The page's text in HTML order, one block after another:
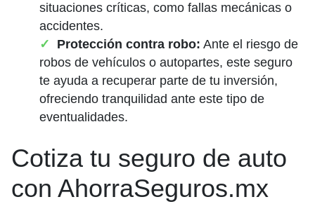
situaciones críticas, como fallas mecánicas o
accidentes.
Protección contra robo: Ante el riesgo de
robos de vehículos o autopartes, este seguro
te ayuda a recuperar parte de tu inversión,
ofreciendo tranquilidad ante este tipo de
eventualidades.
Cotiza tu seguro de auto
con AhorraSeguros.mx